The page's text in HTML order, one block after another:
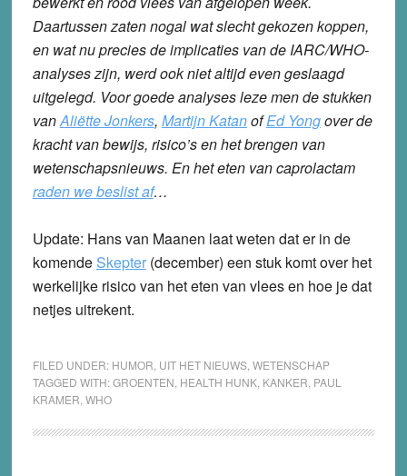
Daartussen zaten nogal wat slecht gekozen koppen,
en wat nu precies de implicaties van de IARC/WHO-
analyses zijn, werd ook niet altijd even geslaagd
uitgelegd. Voor goede analyses leze men de stukken
vanAliëtte Jonkers, Martijn KatanofEd Yongover de
kracht van bewijs, risico’s en het brengen van
wetenschapsnieuws. En het eten van caprolactam
raden we beslist af…
Update: Hans van Maanen laat weten dat er in de
komende Skepter(december) een stuk komt over het
werkelijke risico van het eten van vlees en hoe je dat
netjes uitrekent.
FILED UNDER: HUMOR, UIT HET NIEUWS,WETENSCHAP
TAGGED WITH:GROENTEN, HEALTH HUNK, KANKER, PAUL
KRAMER,WHO